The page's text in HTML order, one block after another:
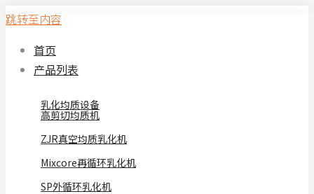
跳转至内容
首页
产品列表
乳化均质设备
高剪切均质机
ZJR真空均质乳化机
Mixcore再循环乳化机
SP外循环乳化机